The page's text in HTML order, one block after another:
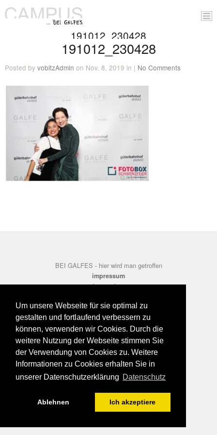
Um unsere Webseite für sie optimal zu
gestalten und fortlaufend verbessern zu
können, verwenden wir Cookies. Durch die
weitere Nutzung der Webseite stimmen Sie
der Verwendung von Cookies zu. Weitere
Informationen zu Cookies erhalten Sie in
unserer Datenschutzerklärung Datenschutz
Ablehnen Ich akzeptiere
191012_230428
191012_230428
Posted by vobitzAdmin on Nov. 8, 2019 in | No Comments
BEI GALFES - hier wird man getroffen
impressum
datenschutz